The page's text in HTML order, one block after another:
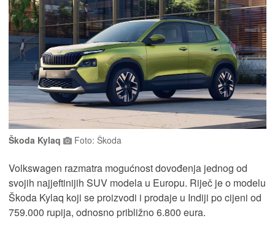
Škoda Kylaq Foto: Škoda
Volkswagen razmatra mogućnost dovođenja jednog od
svojih najjeftinijih SUV modela u Europu. Riječ je o modelu
Škoda Kylaq koji se proizvodi i prodaje u Indiji po cijeni od
759.000 rupija, odnosno približno 6.800 eura.